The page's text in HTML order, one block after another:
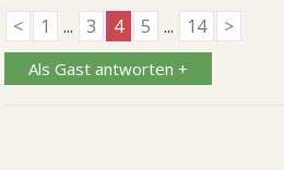
< 1 ... 3 4 5 ... 14 >
Als Gast antworten +